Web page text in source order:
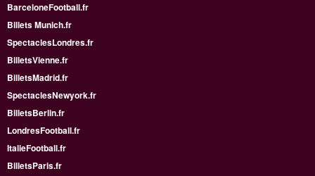
BarceloneFootball.fr
Billets Munich.fr
SpectaclesLondres.fr
BilletsVienne.fr
BilletsMadrid.fr
SpectaclesNewyork.fr
BilletsBerlin.fr
LondresFootball.fr
ItalieFootball.fr
BilletsParis.fr